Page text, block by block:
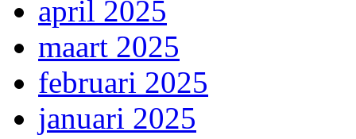
april 2025
maart 2025
februari 2025
januari 2025